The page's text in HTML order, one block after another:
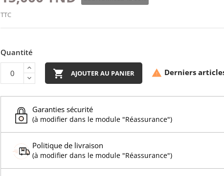
TTC
Quantité
 AJOUTER AU PANIER  Derniers
Garanties sécurité
(à modifier dans le module "Réassurance")
Politique de livraison
(à modifier dans le module "Réassurance")